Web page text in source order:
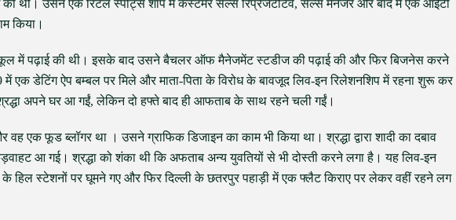
की थी। उसने एक रिटेल स्पोर्ट्स शॉप में कस्टमर सेल्स रिप्रेजेंटेटिव, सेल्स मैनेजर और बाद में एक आईटी
किया।
में पढ़ाई की थी। इसके बाद उसने बैचलर ऑफ मैनेजमेंट स्टडीज की पढ़ाई की और फिर बिजनेस करने
एक डेटिंग ऐप बम्बल पर मिले और माता-पिता के विरोध के बावजूद लिव-इन रिलेशनशिप में रहना शुरू कर
अपने घर आ गईं, लेकिन दो हफ्ते बाद ही आफताब के साथ रहने चली गईं।
एक फूड ब्लॉगर था । उसने ग्राफिक डिजाइन का काम भी किया था। श्रद्धा द्वारा शादी का दबाव
आ गई। श्रद्धा को शंका थी कि अफताब अन्य युवतियों से भी दोस्ती करने लगा है। यह लिव-इन
हिल स्टेशनों पर घूमने गए और फिर दिल्ली के छतरपुर पहाड़ी में एक फ्लैट किराए पर लेकर वहीं रहने लग